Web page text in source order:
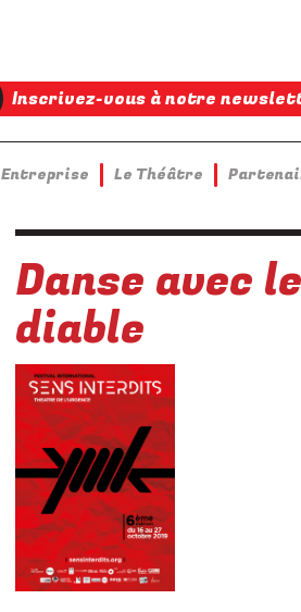
Inscrivez-vous à notre
Entreprise Le Théâtre
Danse avec le
diable